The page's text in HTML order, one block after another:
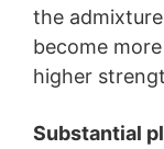
the
become
higher
Substantial